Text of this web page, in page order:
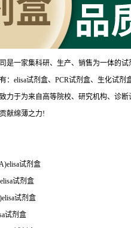
是一家集科研、生产、销售为一体的
：elisa试剂盒、PCR试剂盒、生化试
力于为来自高等院校、研究机构、诊
献绵薄之力!
试剂盒
试剂盒
试剂盒
试剂盒